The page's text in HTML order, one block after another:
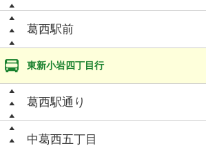
葛西駅前
東新小岩四丁目行
葛西駅通り
中葛西五丁目